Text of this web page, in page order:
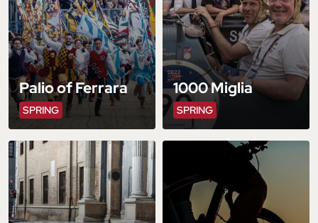
SPRING
Palio of Ferrara
SPRING
1000 Miglia